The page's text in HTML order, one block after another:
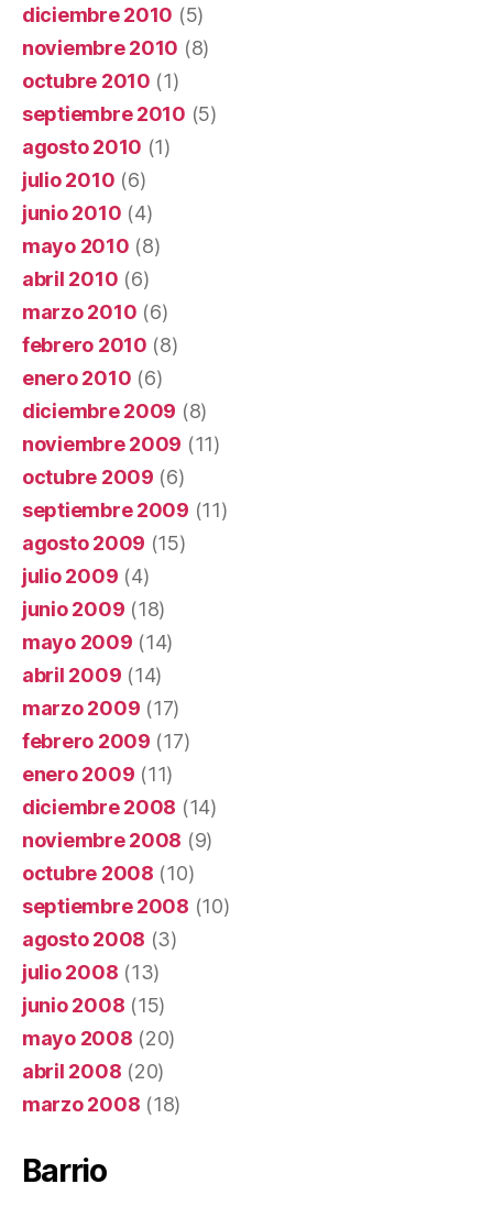
diciembre 2010 (5)
noviembre 2010 (8)
octubre 2010 (1)
septiembre 2010 (5)
agosto 2010 (1)
julio 2010 (6)
junio 2010 (4)
mayo 2010 (8)
abril 2010 (6)
marzo 2010 (6)
febrero 2010 (8)
enero 2010 (6)
diciembre 2009 (8)
noviembre 2009 (11)
octubre 2009 (6)
septiembre 2009 (11)
agosto 2009 (15)
julio 2009 (4)
junio 2009 (18)
mayo 2009 (14)
abril 2009 (14)
marzo 2009 (17)
febrero 2009 (17)
enero 2009 (11)
diciembre 2008 (14)
noviembre 2008 (9)
octubre 2008 (10)
septiembre 2008 (10)
agosto 2008 (3)
julio 2008 (13)
junio 2008 (15)
mayo 2008 (20)
abril 2008 (20)
marzo 2008 (18)
Barrio